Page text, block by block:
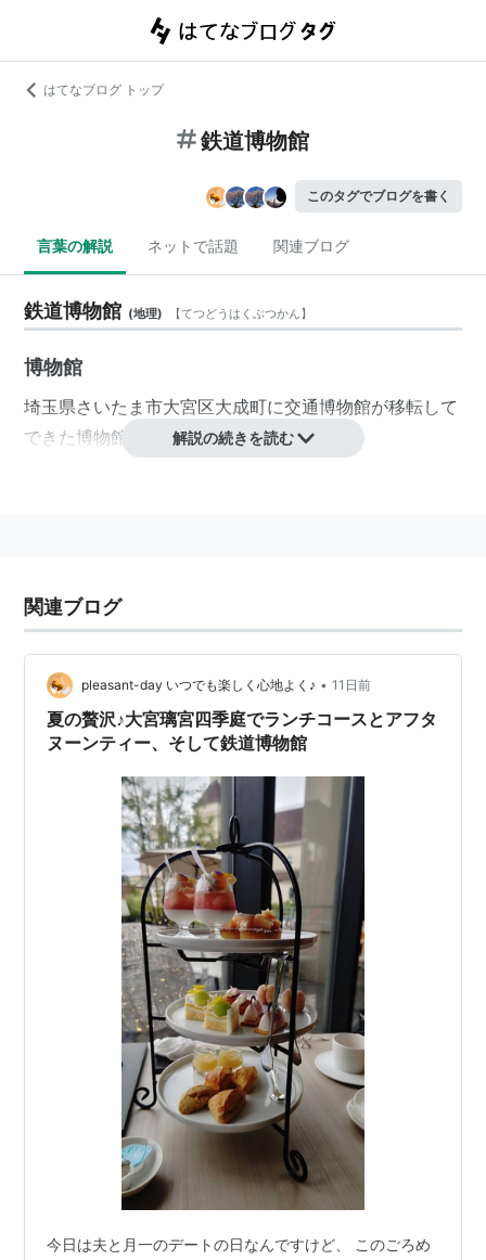
はてなブログ トップ
鉄道博物館
このタグでブログを書く
言葉の解説 ネットで話題 関連ブログ
鉄道博物館 (地理) 【てつどうはくぶつかん】
博物館
埼玉県さいたま市大宮区大成町に交通博物館が移転して
できた博物館。
駅として
埼玉県さいたま市大宮区大成町に存在する、埼玉新都市
交通伊奈線の駅。→鉄道博物館（大成）駅
元々は「大成（おおなり）」という駅名だったが、 鉄道
博物館開館時に現駅名へ改称された。旧駅名は副称とし
て残されている。
駅キーワード
解説の続きを読む
関連ブログ
pleasant-day いつでも楽しく心地よく♪ • 11日前
夏の贅沢♪大宮璃宮四季庭でランチコースとアフタ
ヌーンティー、そして鉄道博物館
今日は夫と月一のデートの日なんですけど、 このごろめ